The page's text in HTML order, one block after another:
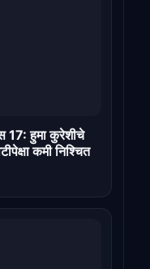
17: हुमा कुरेशीचे
कमी निश्चित